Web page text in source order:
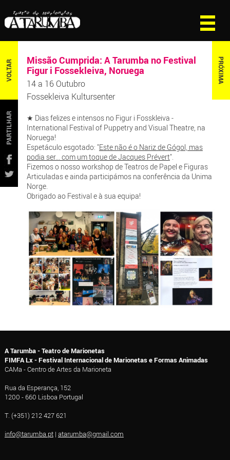
VOLTAR PRÓXIMA
PARTILHAR
Missão Cumprida: A Tarumba no Festival
Figur i Fossekleiva, Noruega
14 a 16 Outubro
Fossekleiva Kultursenter
★ Dias felizes e intensos no Figur i Fosskleiva -
International Festival of Puppetry and Visual Theatre, na
Noruega!
Espetáculo esgotado: "Este não é o Nariz de Gógol, mas
podia ser... com um toque de Jacques Prévert".
Fizemos o nosso workshop de Teatros de Papel e Figuras
Articuladas e ainda participámos na conferência da Unima
Norge.
Obrigado ao Festival e à sua equipa!
A Tarumba - Teatro de Marionetas
FIMFA Lx - Festival Internacional de Marionetas e Formas Animadas
CAMa - Centro de Artes da Marioneta
Rua da Esperança, 152
1200 - 660 Lisboa Portugal
T. (+351) 212 427 621
info@tarumba.pt| atarumba@gmail.com